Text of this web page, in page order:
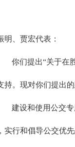
明、贾宏代表：
你们提出“关于在
持。现对你们提出的
建设和使用公交
实行和倡导公交优